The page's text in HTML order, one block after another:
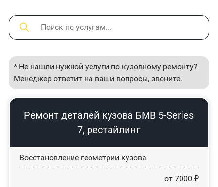
* Не нашли нужной услуги по кузовному ремонту?
Менеджер ответит на ваши вопросы, звоните.
Ремонт деталей кузова БМВ 5-Series
7, рестайлинг
Восстановление геометрии кузова
от 7000 ₽